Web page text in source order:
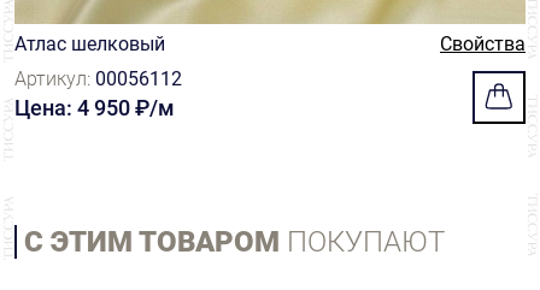
Атлас шелковый
Свойства
Артикул: 00056112
Цена: 4 950 ₽/м
С ЭТИМ ТОВАРОМ ПОКУПАЮТ